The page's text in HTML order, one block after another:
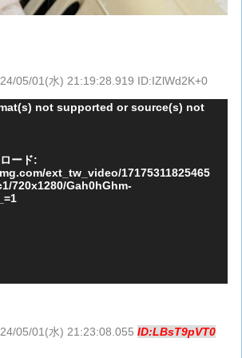
05/01(水) 21:19:28.919 ID:IZlWd2K+0
not supported or source(s) not
ード:
ext_tw_video/17175311825465
720x1280/Gah0hGhm-
05/01(水) 21:23:08.055 ID:LBsT9pVT0